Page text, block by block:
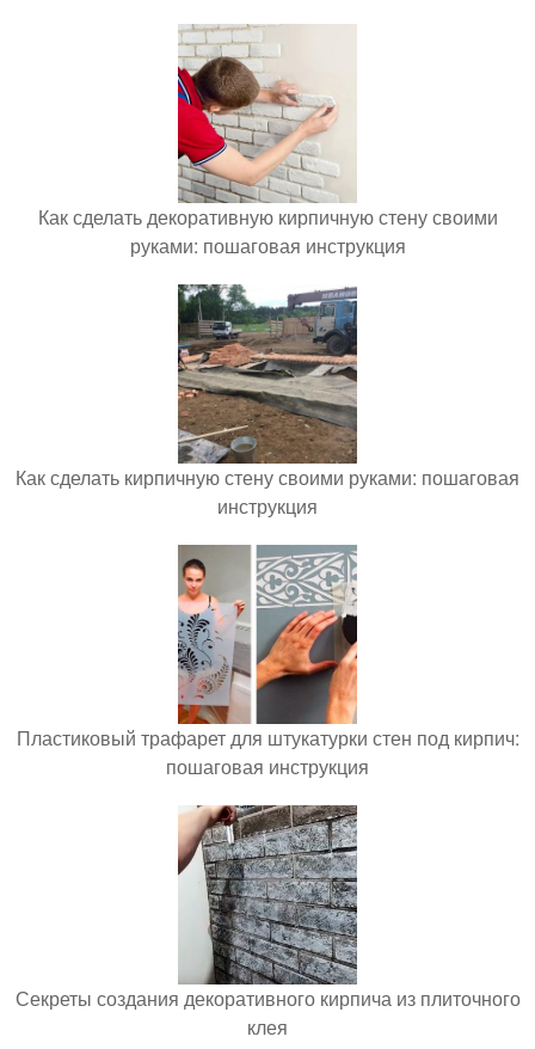
Как сделать декоративную кирпичную стену своими
руками: пошаговая инструкция
Как сделать кирпичную стену своими руками: пошаговая
инструкция
Пластиковый трафарет для штукатурки стен под кирпич:
пошаговая инструкция
Секреты создания декоративного кирпича из плиточного
клея